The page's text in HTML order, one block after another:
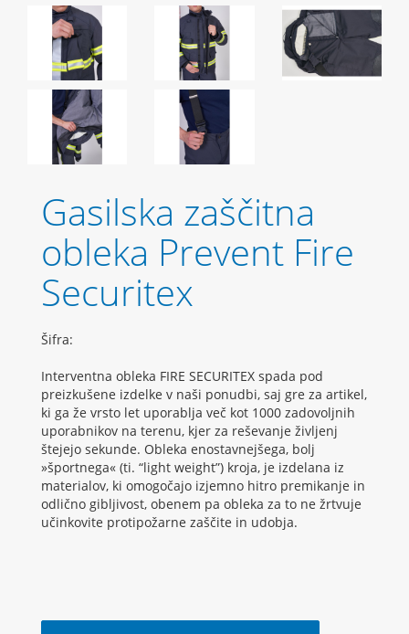
Gasilska zaščitna
obleka Prevent Fire
Securitex
Šifra:
Interventna obleka FIRE SECURITEX spada pod
preizkušene izdelke v naši ponudbi, saj gre za artikel,
ki ga že vrsto let uporablja več kot 1000 zadovoljnih
uporabnikov na terenu, kjer za reševanje življenj
štejejo sekunde. Obleka enostavnejšega, bolj
»športnega« (ti. “light weight”) kroja, je izdelana iz
materialov, ki omogočajo izjemno hitro premikanje in
odlično gibljivost, obenem pa obleka za to ne žrtvuje
učinkovite protipožarne zaščite in udobja.